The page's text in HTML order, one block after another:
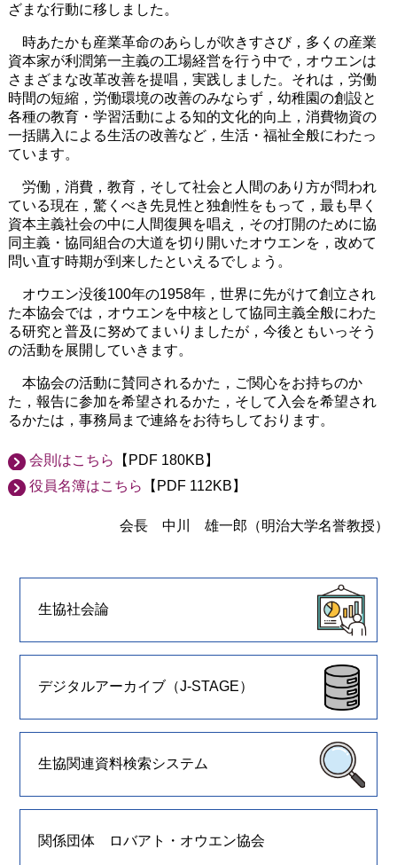
ざまな行動に移しました。
時あたかも産業革命のあらしが吹きすさび，多くの産業
資本家が利潤第一主義の工場経営を行う中で，オウエンは
さまざまな改革改善を提唱，実践しました。それは，労働
時間の短縮，労働環境の改善のみならず，幼稚園の創設と
各種の教育・学習活動による知的文化的向上，消費物資の
一括購入による生活の改善など，生活・福祉全般にわたっ
ています。
労働，消費，教育，そして社会と人間のあり方が問われ
ている現在，驚くべき先見性と独創性をもって，最も早く
資本主義社会の中に人間復興を唱え，その打開のために協
同主義・協同組合の大道を切り開いたオウエンを，改めて
問い直す時期が到来したといえるでしょう。
オウエン没後100年の1958年，世界に先がけて創立され
た本協会では，オウエンを中核として協同主義全般にわた
る研究と普及に努めてまいりましたが，今後ともいっそう
の活動を展開していきます。
本協会の活動に賛同されるかた，ご関心をお持ちのか
た，報告に参加を希望されるかた，そして入会を希望され
るかたは，事務局まで連絡をお待ちしております。
会則はこちら
【PDF 180KB】
役員名簿はこちら
【PDF 112KB】
会長 中川 雄一郎（明治大学名誉教授）
生協社会論
デジタルアーカイブ（J-STAGE）
生協関連資料検索システム
関係団体 ロバアト・オウエン協会